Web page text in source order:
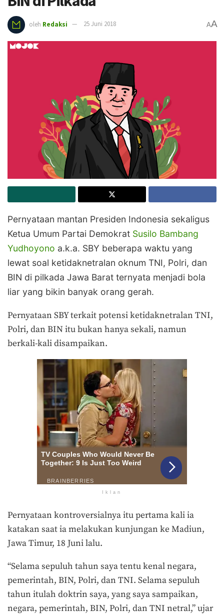
oleh Redaksi 25 Juni 2018 AA
Pernyataan mantan Presiden Indonesia sekaligus
Ketua Umum Partai Demokrat Susilo Bambang
Yudhoyono a.k.a. SBY beberapa waktu yang
lewat soal ketidaknetralan oknum TNI, Polri, dan
BIN di pilkada Jawa Barat ternyata menjadi bola
liar yang bikin banyak orang gerah.
Pernyataan SBY terkait potensi ketidaknetralan TNI,
Polri, dan BIN itu bukan hanya sekali, namun
berkali-kali disampaikan.
Iklan
Pernyataan kontroversialnya itu pertama kali ia
katakan saat ia melakukan kunjungan ke Madiun,
Jawa Timur, 18 Juni lalu.
“Selama sepuluh tahun saya tentu kenal negara,
pemerintah, BIN, Polri, dan TNI. Selama sepuluh
tahun itulah doktrin saya, yang saya sampaikan,
negara, pemerintah, BIN, Polri, dan TNI netral,” ujar